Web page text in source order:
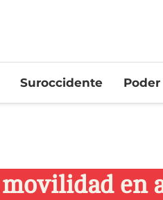
Suroccidente Poder
en